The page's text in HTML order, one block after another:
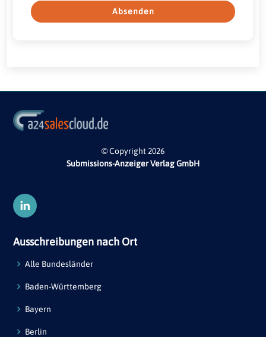
Absenden
© Copyright 2026
Submissions-Anzeiger Verlag GmbH
Ausschreibungen nach Ort
Alle Bundesländer
Baden-Württemberg
Bayern
Berlin